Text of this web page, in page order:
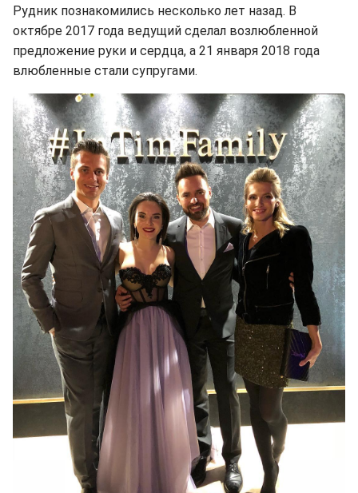
Рудник познакомились несколько лет назад. В
октябре 2017 года ведущий сделал возлюбленной
предложение руки и сердца, а 21 января 2018 года
влюбленные стали супругами.